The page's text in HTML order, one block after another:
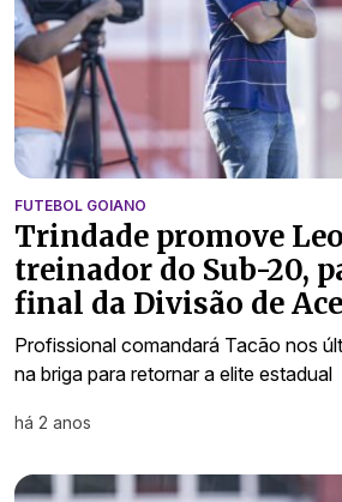
FUTEBOL GOIANO
Trindade promove
treinador do Sub-20,
final da Divisão de
Profissional comandará Tacão nos
na briga para retornar a elite estadual
há 2 anos